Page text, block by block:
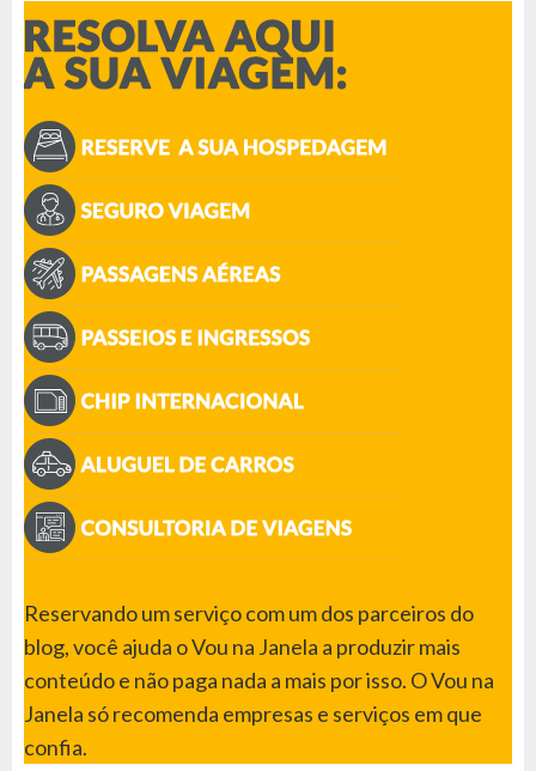
Reservando um serviço com um dos parceiros do
blog, você ajuda o Vou na Janela a produzir mais
conteúdo e não paga nada a mais por isso. O Vou na
Janela só recomenda empresas e serviços em que
confia.